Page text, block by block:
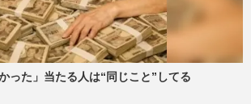
職員が「番組出演者から性被害」報
も放置の衝撃対応、中居正広と国分太一
事例もNHKは「加害者を守る…
刊女性PRIME
った」当たる人は“同じこと”してる